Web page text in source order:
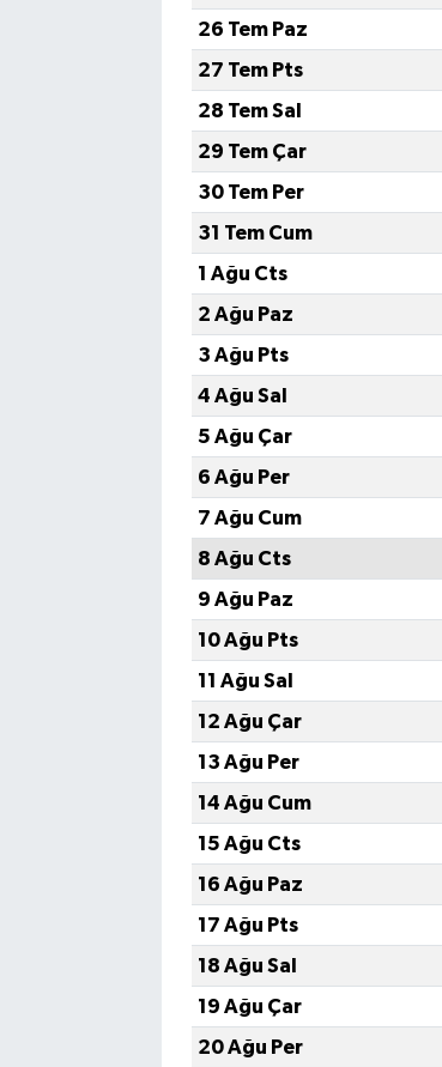
26 Tem Paz
27 Tem Pts
28 Tem Sal
29 Tem Çar
30 Tem Per
31 Tem Cum
1 Ağu Cts
2 Ağu Paz
3 Ağu Pts
4 Ağu Sal
5 Ağu Çar
6 Ağu Per
7 Ağu Cum
8 Ağu Cts
9 Ağu Paz
10 Ağu Pts
11 Ağu Sal
12 Ağu Çar
13 Ağu Per
14 Ağu Cum
15 Ağu Cts
16 Ağu Paz
17 Ağu Pts
18 Ağu Sal
19 Ağu Çar
20 Ağu Per
Bilim, Teknoloji